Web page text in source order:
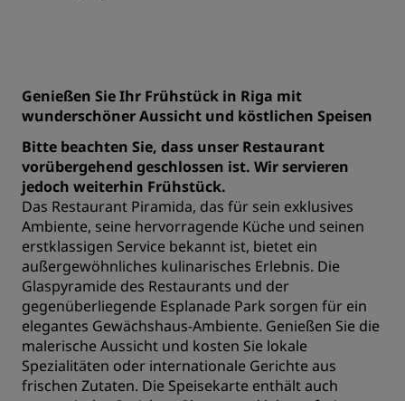
Genießen Sie Ihr Frühstück in Riga mit
wunderschöner Aussicht und köstlichen Speisen
Bitte beachten Sie, dass unser Restaurant
vorübergehend geschlossen ist. Wir servieren
jedoch weiterhin Frühstück.
Das Restaurant Piramida, das für sein exklusives
Ambiente, seine hervorragende Küche und seinen
erstklassigen Service bekannt ist, bietet ein
außergewöhnliches kulinarisches Erlebnis. Die
Glaspyramide des Restaurants und der
gegenüberliegende Esplanade Park sorgen für ein
elegantes Gewächshaus-Ambiente. Genießen Sie die
malerische Aussicht und kosten Sie lokale
Spezialitäten oder internationale Gerichte aus
frischen Zutaten. Die Speisekarte enthält auch